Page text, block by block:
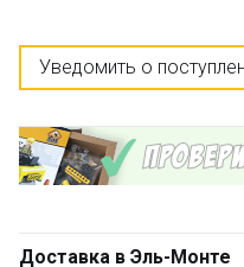
Уведомить о
Доставка в Эль-Монте